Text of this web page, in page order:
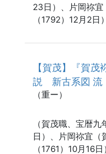
23日）、片岡祢
（1792）12月2日
【賀茂】『賀
説 新古系図 流
（重ー）
（賀茂職、宝暦
日）、片岡祢宜（
（1761）10月16